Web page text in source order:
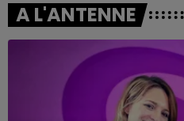
A L'ANTENNE